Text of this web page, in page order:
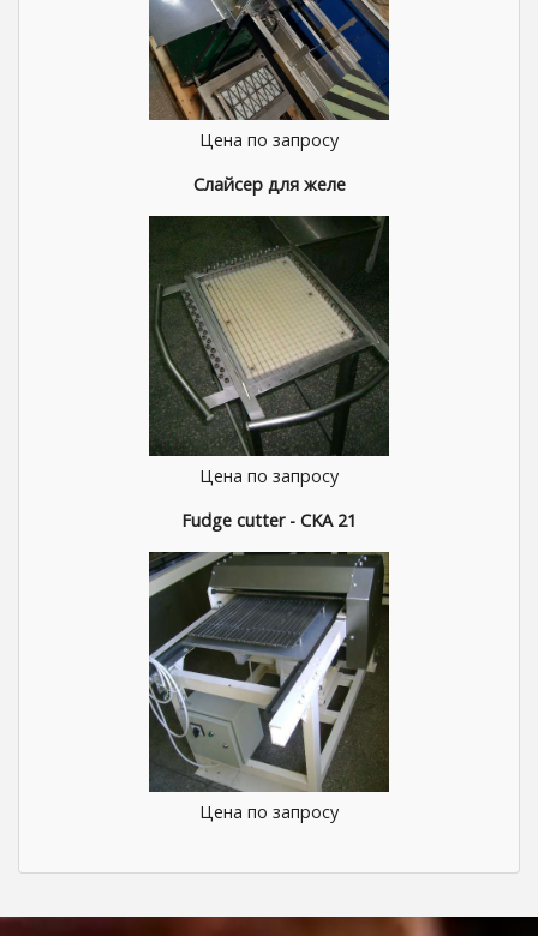
Цена по запросу
Слайсер для желе
Цена по запросу
Fudge cutter - CKA 21
Цена по запросу